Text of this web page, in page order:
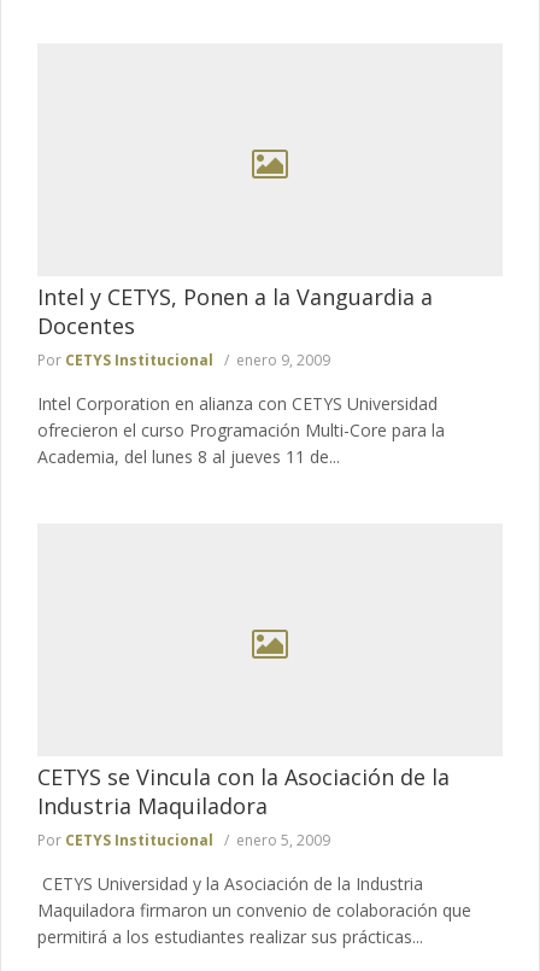
Intel y CETYS, Ponen a la Vanguardia a
Docentes
Por CETYS Institucional enero 9, 2009
Intel Corporation en alianza con CETYS Universidad
ofrecieron el curso Programación Multi-Core para la
Academia, del lunes 8 al jueves 11 de...
CETYS se Vincula con la Asociación de la
Industria Maquiladora
Por CETYS Institucional enero 5, 2009
CETYS Universidad y la Asociación de la Industria
Maquiladora firmaron un convenio de colaboración que
permitirá a los estudiantes realizar sus prácticas...